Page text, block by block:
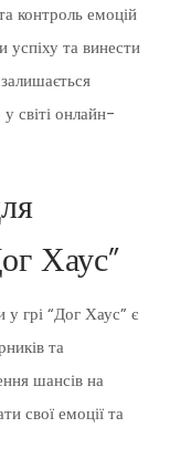
контроль емоцій
та винести
світі онлайн-
Хаус”
грі “Дог Хаус” є
та
шансів на
свої емоції та